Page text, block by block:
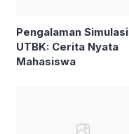
Pengalaman Simulasi
UTBK: Cerita Nyata
Mahasiswa